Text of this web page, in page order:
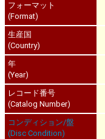
フォーマット
(Format)
生産国
(Country)
年
(Year)
レコード番号
(Catalog Number)
コンディション/盤
(Disc Condition)